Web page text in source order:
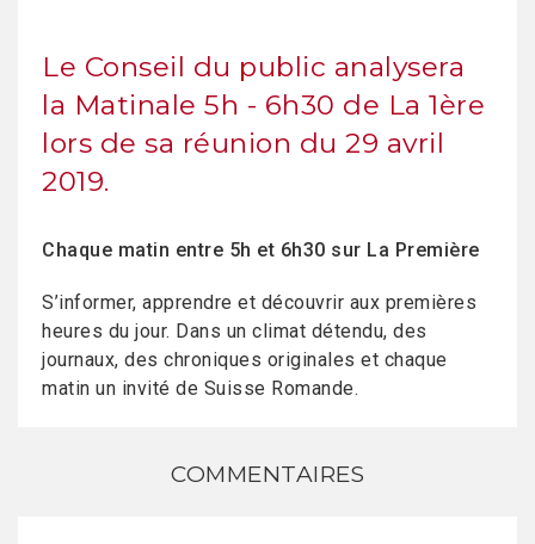
Le Conseil du public analysera
la Matinale 5h - 6h30 de La 1ère
lors de sa réunion du 29 avril
2019.
Chaque matin entre 5h et 6h30 sur La Première
S’informer, apprendre et découvrir aux premières
heures du jour. Dans un climat détendu, des
journaux, des chroniques originales et chaque
matin un invité de Suisse Romande.
COMMENTAIRES